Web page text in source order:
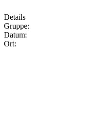
Details
Gruppe:
Datum:
Ort: